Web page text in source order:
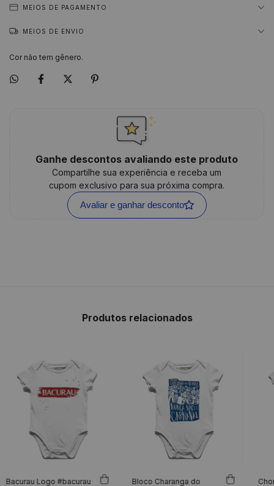
MEIOS DE PAGAMENTO
MEIOS DE ENVIO
Cor não tem gênero.
Ganhe descontos avaliando este produto
Compartilhe sua experiência e receba um
cupom exclusivo para sua próxima compra.
Avaliar e ganhar desconto
Produtos relacionados
Bacurau Logo #bacurau
Bloco Charanga do